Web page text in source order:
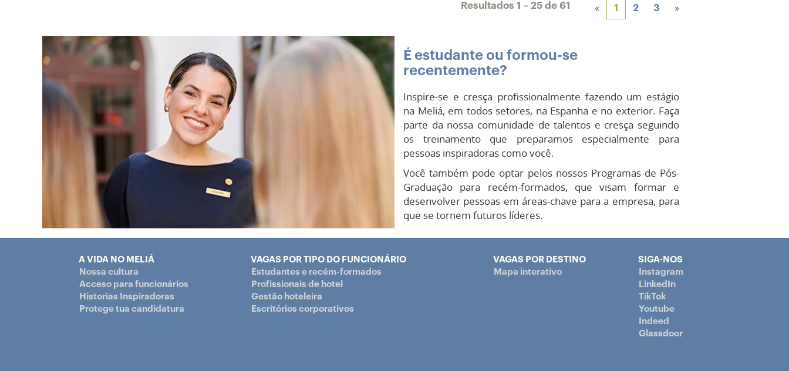
Resultados 1 – 25 de 61 « 1 2 3 »
É estudante ou formou-se
recentemente?
Inspire-se e cresça profissionalmente fazendo um estágio
na Meliá, em todos setores, na Espanha e no exterior. Faça
parte da nossa comunidade de talentos e cresça seguindo
os treinamento que preparamos especialmente para
pessoas inspiradoras como você.
Você também pode optar pelos nossos Programas de Pós-
Graduação para recém-formados, que visam formar e
desenvolver pessoas em áreas-chave para a empresa, para
que se tornem futuros líderes.
A VIDA NO MELIÁ VAGAS POR TIPO DO FUNCIONÁRIO VAGAS POR DESTINO
SIGA-NOS
Nossa cultura
Estudantes e recém-formados Mapa interativo
Instagram
Acceso para funcionários
Profissionais de hotel
LinkedIn
Historias Inspiradoras
Gestão hoteleira
TikTok
Protege tua candidatura
Escritórios corporativos
Youtube
Indeed
Glassdoor